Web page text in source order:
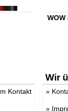
WOW
Wir
»
»